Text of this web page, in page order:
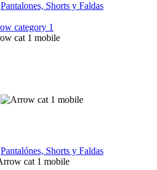
Pantalones, Shorts y Faldas
Pantalónes, Shorts y Faldas